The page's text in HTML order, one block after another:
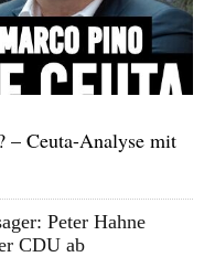
– Ceuta-Analyse mit
Peter Hahne
CDU ab